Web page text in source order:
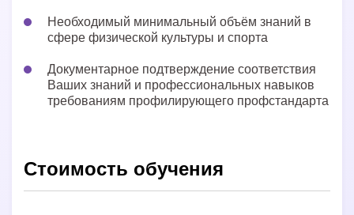
Необходимый минимальный объём знаний в
сфере физической культуры и спорта
Документарное подтверждение соответствия
Ваших знаний и профессиональных навыков
требованиям профилирующего профстандарта
Стоимость обучения